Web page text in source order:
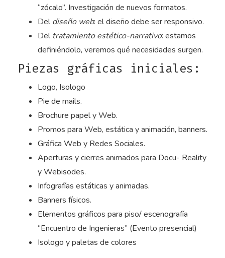
“zócalo”. Investigación de nuevos formatos.
Deldiseño web: el diseño debe ser responsivo.
Del tratamiento estético-narrativo: estamos
definiéndolo, veremos qué necesidades surgen.
Piezas gráficas iniciales:
Logo, Isologo
Pie de mails.
Brochure papel y Web.
Promos para Web, estática y animación, banners.
Gráfica Web y Redes Sociales.
Aperturas y cierres animados para Docu- Reality
y Webisodes.
Infografías estáticas y animadas.
Banners físicos.
Elementos gráficos para piso/ escenografía
“Encuentro de Ingenieras” (Evento presencial)
Isologo y paletas de colores